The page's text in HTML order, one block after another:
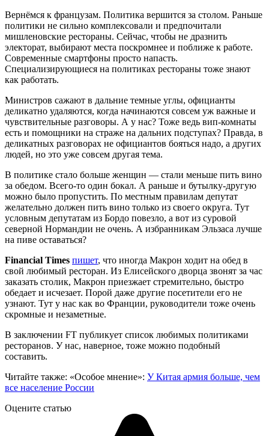
Вернёмся к французам. Политика вершится за столом. Раньше
политики не сильно комплексовали и предпочитали
мишленовские рестораны. Сейчас, чтобы не дразнить
электорат, выбирают места поскромнее и поближе к работе.
Современные смартфоны просто напасть.
Специализирующиеся на политиках рестораны тоже знают
как работать.
Министров сажают в дальние темные углы, официанты
деликатно удаляются, когда начинаются совсем уж важные и
чувствительные разговоры. А у нас? Тоже ведь вип-комнаты
есть и помощники на страже на дальних подступах? Правда, в
деликатных разговорах не официантов бояться надо, а других
людей, но это уже совсем другая тема.
В политике стало больше женщин — стали меньше пить вино
за обедом. Всего-то один бокал. А раньше и бутылку-другую
можно было пропустить. По местным правилам депутат
желательно должен пить вино только из своего округа. Тут
условным депутатам из Бордо повезло, а вот из суровой
северной Нормандии не очень. А избранникам Эльзаса лучше
на пиве оставаться?
Financial Times пишет, что иногда Макрон ходит на обед в
свой любимый ресторан. Из Елисейского дворца звонят за час
заказать столик, Макрон приезжает стремительно, быстро
обедает и исчезает. Порой даже другие посетители его не
узнают. Тут у нас как во Франции, руководители тоже очень
скромные и незаметные.
В заключении FT публикует список любимых политиками
ресторанов. У нас, наверное, тоже можно подобный
составить.
Читайте также: «Особое мнение»: У Китая армия больше, чем
все население России
Оцените статью